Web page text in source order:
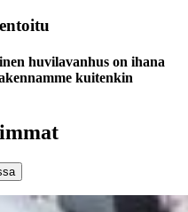
huvilavanhus on ihana
kuitenkin